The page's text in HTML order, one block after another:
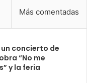
Más comentadas
un concierto de
“No me
y la feria